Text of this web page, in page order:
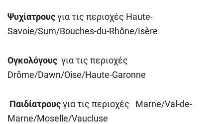
Ψυχίατρουςγια τις περιοχές Haute-
Savoie/Sum/Bouches-du-Rhône/Isère
Ογκολόγους για τις περιοχές
Drôme/Dawn/Oise/Haute-Garonne
Παιδίατρουςγια τις περιοχές Marne/Val-de-
Marne/Moselle/Vaucluse